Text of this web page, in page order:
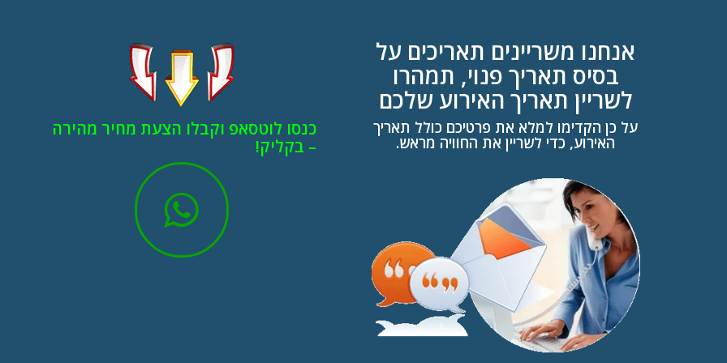
אנחנו משריינים תאריכים על
בסיס תאריך פנוי, תמהרו
לשריין תאריך האירוע שלכם
על כן הקדימו למלא את פרטיכם כולל תאריך
האירוע, כדי לשריין את החוויה מראש.
כנסו לוטסאפ וקבלו הצעת מחיר מהירה
– בקליק!